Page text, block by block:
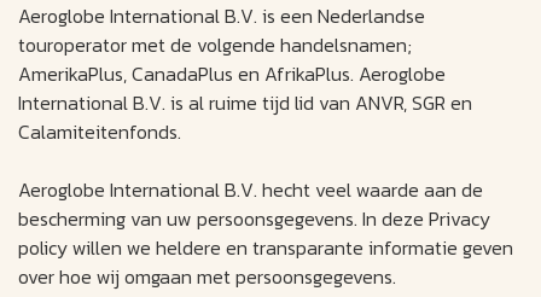
Aeroglobe International B.V. is een Nederlandse
touroperator met de volgende handelsnamen;
AmerikaPlus, CanadaPlus en AfrikaPlus. Aeroglobe
International B.V. is al ruime tijd lid van ANVR, SGR en
Calamiteitenfonds.
Aeroglobe International B.V. hecht veel waarde aan de
bescherming van uw persoonsgegevens. In deze Privacy
policy willen we heldere en transparante informatie geven
over hoe wij omgaan met persoonsgegevens.